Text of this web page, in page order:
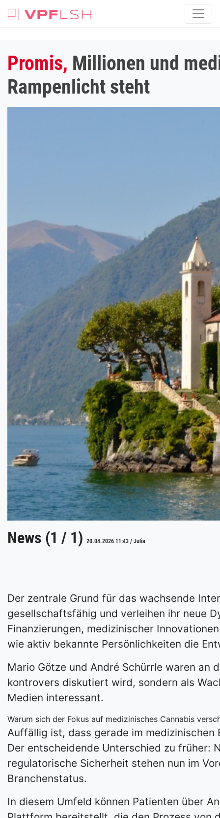
Promis, Millionen und
Rampenlicht steht
News (1 / 1) 20.04.2026 11:43 / Julia
Der zentrale Grund für das wachsende
gesellschaftsfähig und verleihen ihr neue
Finanzierungen, medizinischer
wie aktiv bekannte Persönlichkeiten die
Mario Götze und André Schürrle waren an
kontrovers diskutiert wird, sondern als
Medien interessant.
Warum sich der Fokus auf medizinisches Cannabis
Auffällig ist, dass gerade im
Der entscheidende Unterschied zu früher:
regulatorische Sicherheit stehen nun im
Branchenstatus.
In diesem Umfeld können Patienten über